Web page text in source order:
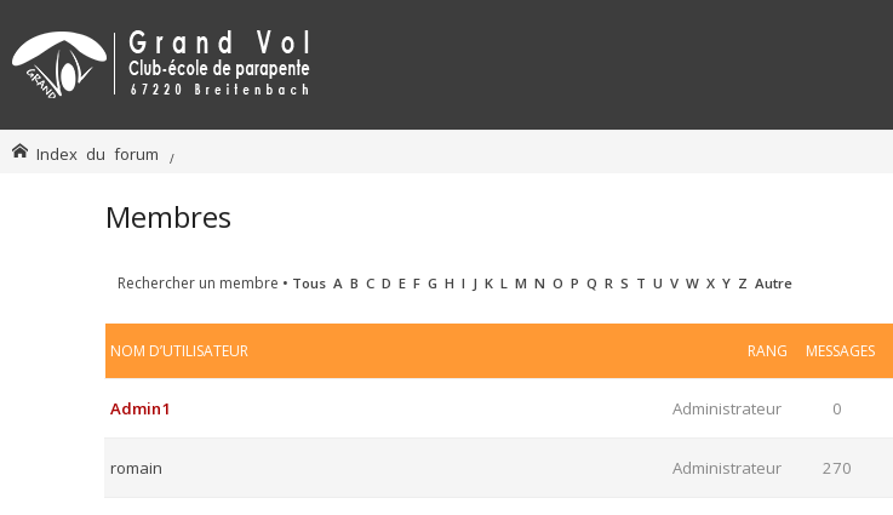
Index du forum
Membres
Rechercher un membre • Tous A B C D E F G H I J K L M N O P Q R S T U V W X Y Z Autre
RANG
NOM D’UTILISATEUR MESSAGES
Administrateur
Admin1 0
Administrateur
romain 270